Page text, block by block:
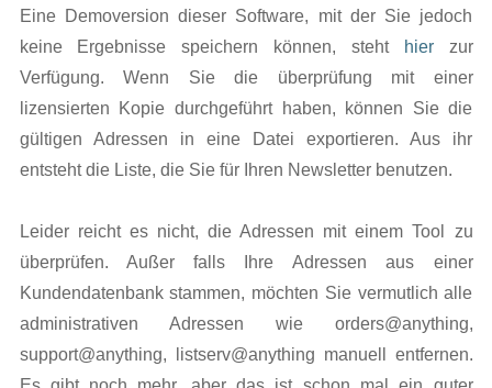
Eine Demoversion dieser Software, mit der Sie jedoch
keine Ergebnisse speichern können, steht
hierzur
Verfügung. Wenn Sie die überprüfung mit einer
lizensierten Kopie durchgeführt haben, können Sie die
gültigen Adressen in eine Datei exportieren. Aus ihr
entsteht die Liste, die Sie für Ihren Newsletter benutzen.
Leider reicht es nicht, die Adressen mit einem Tool zu
überprüfen. Außer falls Ihre Adressen aus einer
Kundendatenbank stammen, möchten Sie vermutlich alle
administrativen Adressen wie orders@anything,
support@anything, listserv@anything manuell entfernen.